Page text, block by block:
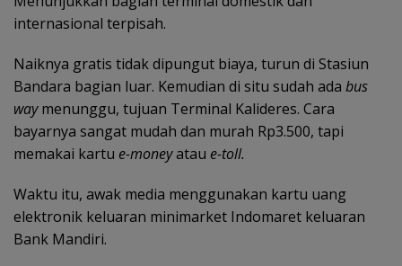
internasional terpisah.
Naiknya gratis tidak dipungut biaya, turun di Stasiun
Bandara bagian luar. Kemudian di situ sudah ada bus
waymenunggu, tujuan Terminal Kalideres. Cara
bayarnya sangat mudah dan murah Rp3.500, tapi
memakai kartu e-moneyatau e-toll.
Waktu itu, awak media menggunakan kartu uang
elektronik keluaran minimarket Indomaret keluaran
Bank Mandiri.